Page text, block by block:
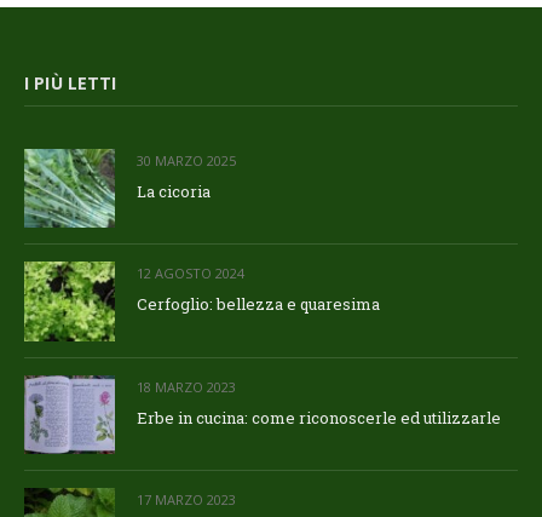
I PIÙ LETTI
30 MARZO 2025
La cicoria
12 AGOSTO 2024
Cerfoglio: bellezza e quaresima
18 MARZO 2023
Erbe in cucina: come riconoscerle ed utilizzarle
17 MARZO 2023